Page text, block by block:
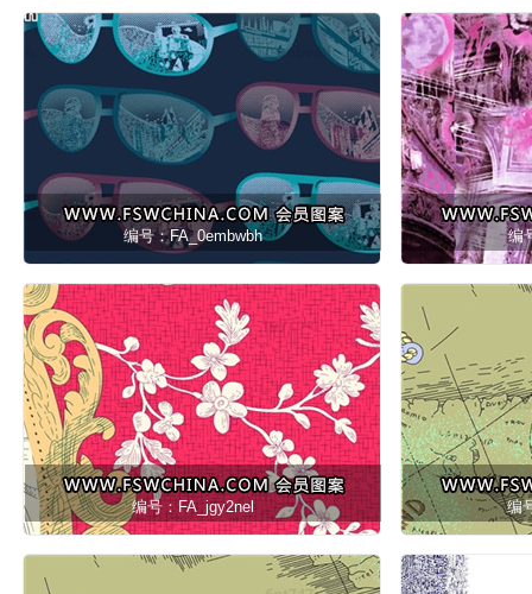
编号：FA_0embwbh 编
编号：FA_jgy2nel 编